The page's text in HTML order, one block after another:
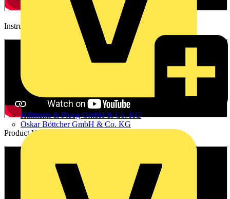
Hillmann & Ploog GmbH & Co. KG
Oskar Böttcher GmbH & Co. KG
Instructional video
Product Video